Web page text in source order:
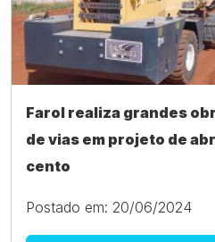
Farol realiza grandes
de vias em projeto de
cento
Postado em: 20/06/2024